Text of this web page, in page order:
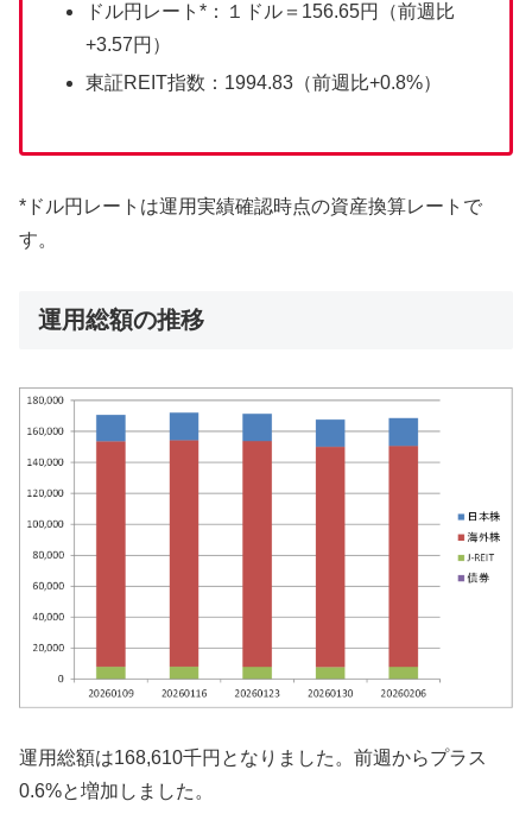
ドル円レート*：１ドル＝156.65円（前週比
+3.57円）
東証REIT指数：1994.83（前週比+0.8%）
*ドル円レートは運用実績確認時点の資産換算レートで
す。
運用総額の推移
運用総額は168,610千円となりました。前週からプラス
0.6%と増加しました。